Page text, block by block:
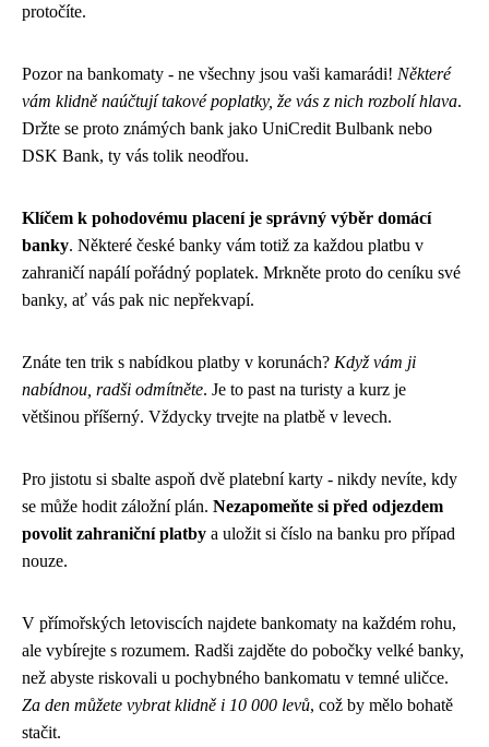
protočíte.
Pozor na bankomaty - ne všechny jsou vaši kamarádi! Některé
vám klidně naúčtují takové poplatky, že vás z nich rozbolí hlava.
Držte se proto známých bank jako UniCredit Bulbank nebo
DSK Bank, ty vás tolik neodřou.
Klíčem k pohodovému placení je správný výběr domácí
banky. Některé české banky vám totiž za každou platbu v
zahraničí napálí pořádný poplatek. Mrkněte proto do ceníku své
banky, ať vás pak nic nepřekvapí.
Znáte ten trik s nabídkou platby v korunách? Když vám ji
nabídnou, radši odmítněte. Je to past na turisty a kurz je
většinou příšerný. Vždycky trvejte na platbě v levech.
Pro jistotu si sbalte aspoň dvě platební karty - nikdy nevíte, kdy
se může hodit záložní plán. Nezapomeňte si před odjezdem
povolit zahraniční platby a uložit si číslo na banku pro případ
nouze.
V přímořských letoviscích najdete bankomaty na každém rohu,
ale vybírejte s rozumem. Radši zajděte do pobočky velké banky,
než abyste riskovali u pochybného bankomatu v temné uličce.
Za den můžete vybrat klidně i 10 000 levů, což by mělo bohatě
stačit.